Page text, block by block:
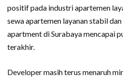
positif pada industri apartemen
sewa apartemen layanan stabil
apartment di Surabaya mencapai
terakhir.
Developer masih terus menaruh